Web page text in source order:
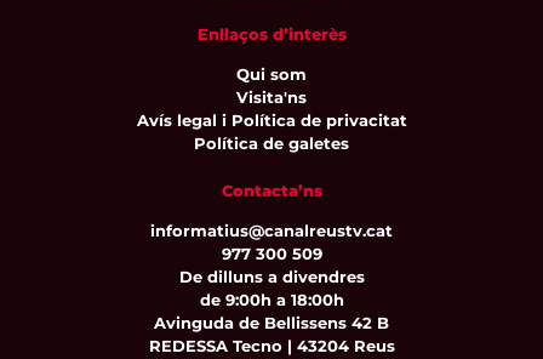
Enllaços d’interès
Qui som
Visita'ns
Avís legal i Política de privacitat
Política de galetes
Contacta’ns
informatius@canalreustv.cat
977 300 509
De dilluns a divendres
de 9:00h a 18:00h
Avinguda de Bellissens 42 B
REDESSA Tecno | 43204 Reus